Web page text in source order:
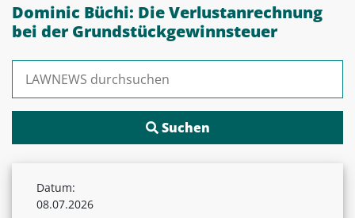
Dominic Büchi: Die Verlustanrechnung
bei der Grundstückgewinnsteuer
Datum:
08.07.2026